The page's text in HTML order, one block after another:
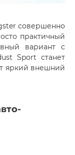
совершенно
практичный
вариант с
Sport станет
яркий внешний